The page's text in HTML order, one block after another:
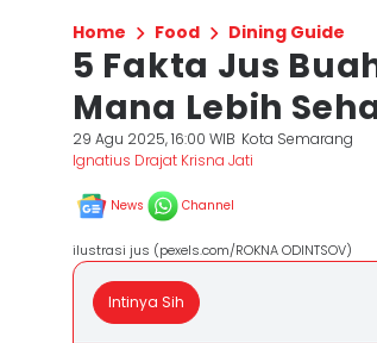
Home Food Dining Guide
5 Fakta Jus
Mana Lebih
29 Agu 2025, 16:00 WIB Kota Semarang
Ignatius Drajat Krisna Jati
News Channel
ilustrasi jus (pexels.com/ROKNA ODINTSOV)
Intinya Sih